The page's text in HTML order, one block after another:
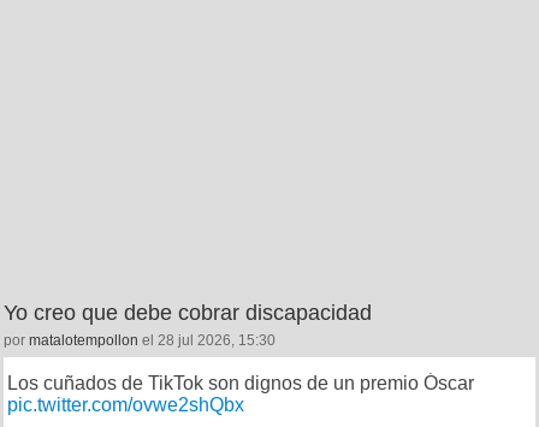
Yo creo que debe cobrar discapacidad
por matalotempollon el 28 jul 2026, 15:30
Los cuñados de TikTok son dignos de un premio Óscar
pic.twitter.com/ovwe2shQbx